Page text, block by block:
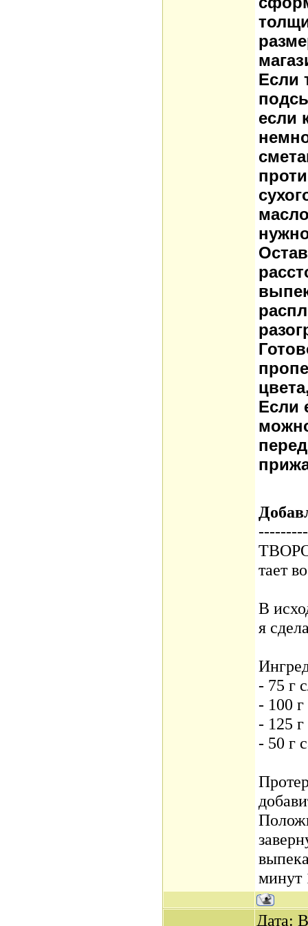
Если
если
Если
тает
В
я
- 75 г
- 100 г
- 125
- 50 г
минут
Дата: